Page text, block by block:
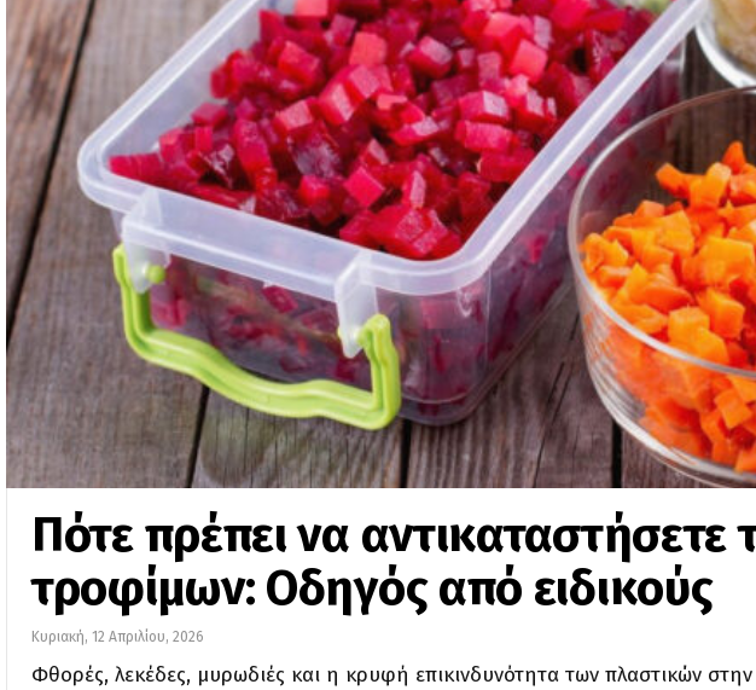
Πότε πρέπει να αντικαταστήσετε
τροφίμων: Οδηγός από ειδικούς
Κυριακή, 12 Απριλίου, 2026
Φθορές, λεκέδες, μυρωδιές και η κρυφή επικινδυνότητα των πλαστικών στην